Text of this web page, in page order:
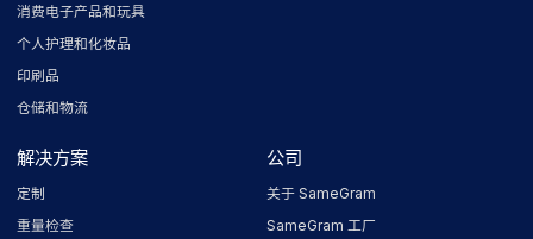
消费电子产品和玩具
个人护理和化妆品
印刷品
仓储和物流
解决方案
定制
重量检查
公司
关于 SameGram
SameGram 工厂